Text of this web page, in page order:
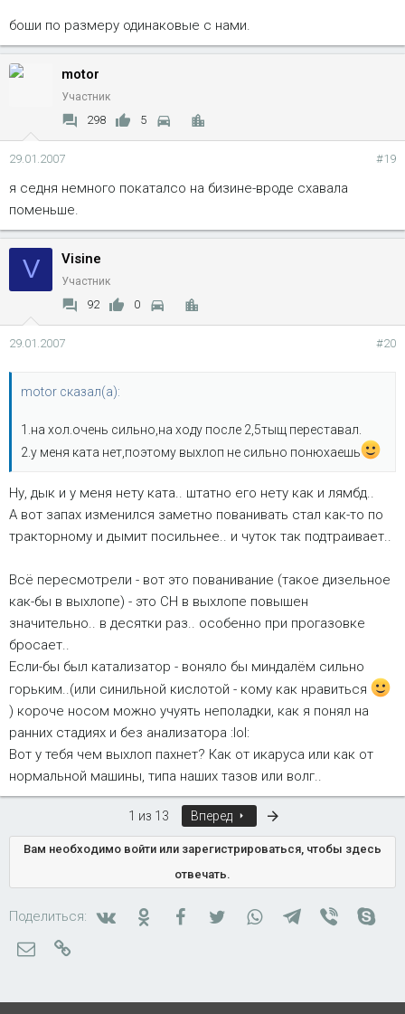
боши по размеру одинаковые с нами.
motor
Участник
298 5
29.01.2007 #19
я седня немного покаталсо на бизине-вроде схавала
поменьше.
V Visine
Участник
92 0
29.01.2007 #20
motor сказал(а):
1.на хол.очень сильно,на ходу после 2,5тыщ переставал.
2.у меня ката нет,поэтому выхлоп не сильно понюхаешь
Ну, дык и у меня нету ката.. штатно его нету как и лямбд..
А вот запах изменился заметно пованивать стал как-то по
тракторному и дымит посильнее.. и чуток так подтраивает..
Всё пересмотрели - вот это пованивание (такое дизельное
как-бы в выхлопе) - это СН в выхлопе повышен
значительно.. в десятки раз.. особенно при прогазовке
бросает..
Если-бы был катализатор - воняло бы миндалём сильно
горьким..(или синильной кислотой - кому как нравиться
) короче носом можно учуять неполадки, как я понял на
ранних стадиях и без анализатора :lol:
Вот у тебя чем выхлоп пахнет? Как от икаруса или как от
нормальной машины, типа наших тазов или волг..
1 из 13 Вперед
Вам необходимо войти или зарегистрироваться, чтобы здесь
отвечать.
Поделиться: ВконтактеОдноклассники
FacebookTwitterWhatsAppTelegram
Viber
Электронная почта